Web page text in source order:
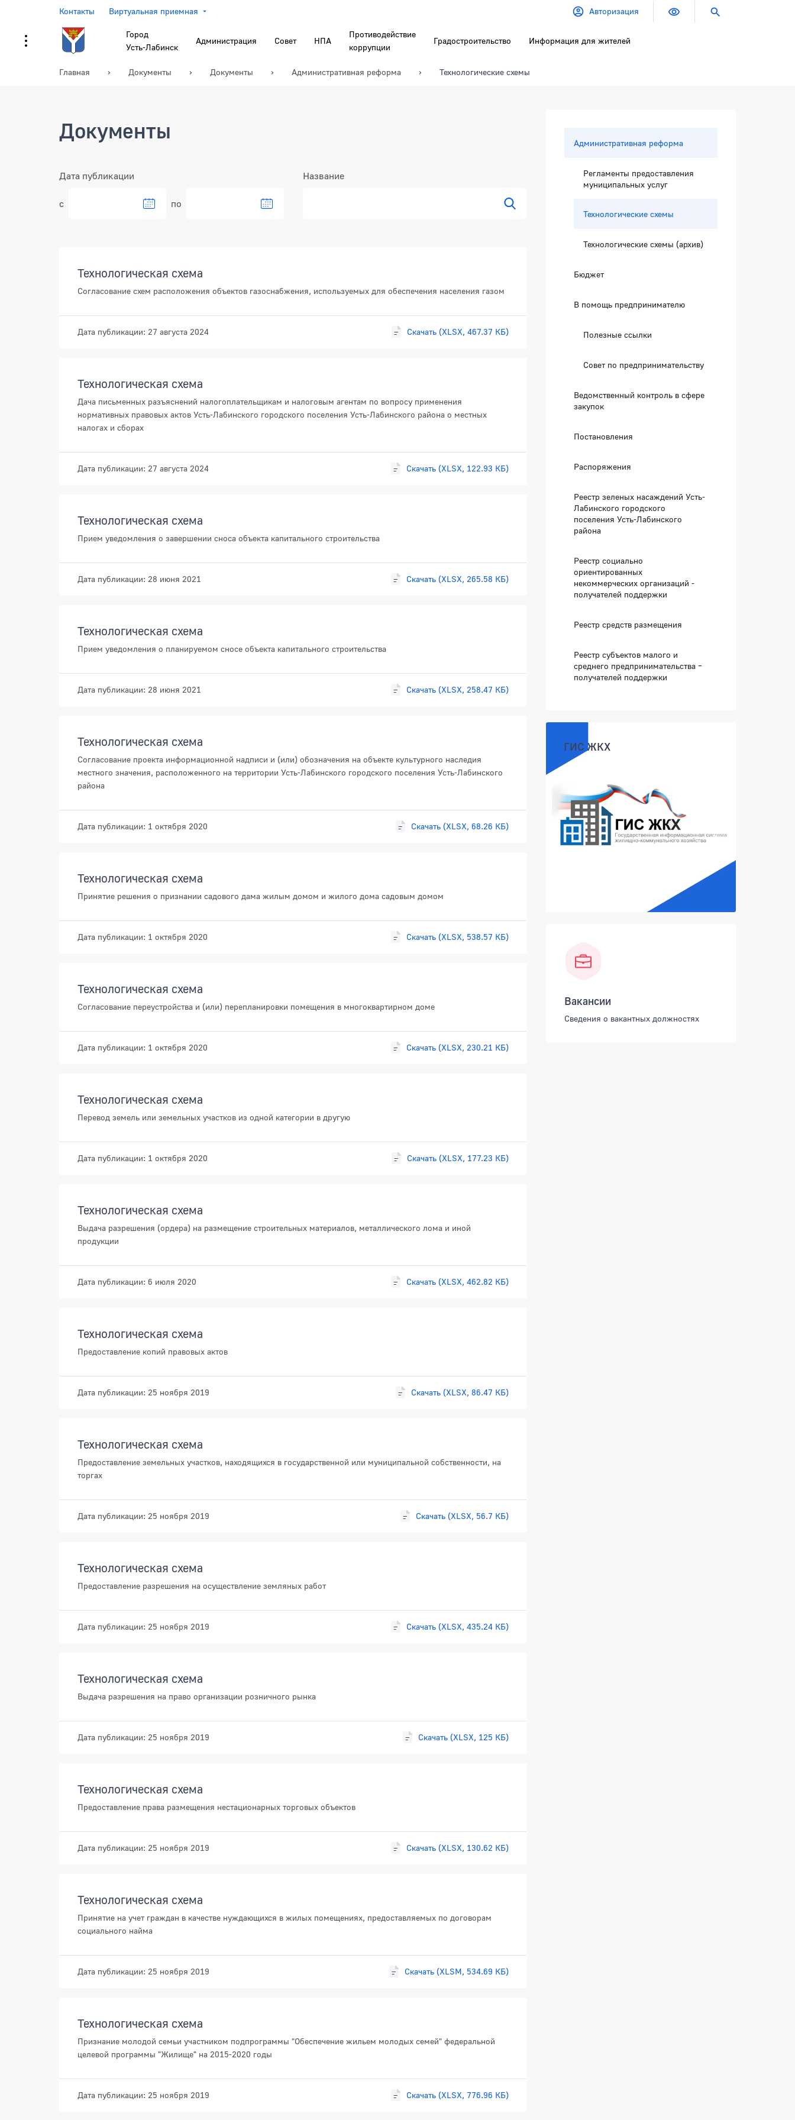
Контакты Виртуальная приемная Авторизация
Город
Усть-Лабинск
Администрация Совет НПА
Противодействие
коррупции
Градостроительство Информация для жителей
Главная Документы Документы Административная реформа Технологические схемы
Документы
Фильтр
Дата публикации
с по
Название
Технологическая схема
Согласование схем расположения объектов газоснабжения, используемых для обеспечения населения газом
Дата публикации: 27 августа 2024 Скачать (XLSX, 467.37 КБ)
Технологическая схема
Дача письменных разъяснений налогоплательщикам и налоговым агентам по вопросу применения
нормативных правовых актов Усть-Лабинского городского поселения Усть-Лабинского района о местных
налогах и сборах
Дата публикации: 27 августа 2024 Скачать (XLSX, 122.93 КБ)
Технологическая схема
Прием уведомления о завершении сноса объекта капитального строительства
Дата публикации: 28 июня 2021 Скачать (XLSX, 265.58 КБ)
Технологическая схема
Прием уведомления о планируемом сносе объекта капитального строительства
Дата публикации: 28 июня 2021 Скачать (XLSX, 258.47 КБ)
Технологическая схема
Согласование проекта информационной надписи и (или) обозначения на объекте культурного наследия
местного значения, расположенного на территории Усть-Лабинского городского поселения Усть-Лабинского
района
Дата публикации: 1 октября 2020 Скачать (XLSX, 68.26 КБ)
Технологическая схема
Принятие решения о признании садового дама жилым домом и жилого дома садовым домом
Дата публикации: 1 октября 2020 Скачать (XLSX, 538.57 КБ)
Технологическая схема
Согласование переустройства и (или) перепланировки помещения в многоквартирном доме
Дата публикации: 1 октября 2020 Скачать (XLSX, 230.21 КБ)
Технологическая схема
Перевод земель или земельных участков из одной категории в другую
Дата публикации: 1 октября 2020 Скачать (XLSX, 177.23 КБ)
Технологическая схема
Выдача разрешения (ордера) на размещение строительных материалов, металлического лома и иной
продукции
Дата публикации: 6 июля 2020 Скачать (XLSX, 462.82 КБ)
Технологическая схема
Предоставление копий правовых актов
Дата публикации: 25 ноября 2019 Скачать (XLSX, 86.47 КБ)
Технологическая схема
Предоставление земельных участков, находящихся в государственной или муниципальной собственности, на
торгах
Дата публикации: 25 ноября 2019 Скачать (XLSX, 56.7 КБ)
Технологическая схема
Предоставление разрешения на осуществление земляных работ
Дата публикации: 25 ноября 2019 Скачать (XLSX, 435.24 КБ)
Технологическая схема
Выдача разрешения на право организации розничного рынка
Дата публикации: 25 ноября 2019 Скачать (XLSX, 125 КБ)
Технологическая схема
Предоставление права размещения нестационарных торговых объектов
Дата публикации: 25 ноября 2019 Скачать (XLSX, 130.62 КБ)
Технологическая схема
Принятие на учет граждан в качестве нуждающихся в жилых помещениях, предоставляемых по договорам
социального найма
Дата публикации: 25 ноября 2019 Скачать (XLSM, 534.69 КБ)
Технологическая схема
Признание молодой семьи участником подпрограммы "Обеспечение жильем молодых семей" федеральной
целевой программы "Жилище" на 2015-2020 годы
Дата публикации: 25 ноября 2019 Скачать (XLSX, 776.96 КБ)
Административная реформа
Регламенты предоставления
муниципальных услуг
Технологические схемы
Технологические схемы (архив)
Бюджет
В помощь предпринимателю
Полезные ссылки
Совет по предпринимательству
Ведомственный контроль в сфере
закупок
Постановления
Распоряжения
Реестр зеленых насаждений Усть-
Лабинского городского
поселения Усть-Лабинского
района
Реестр социально
ориентированных
некоммерческих организаций -
получателей поддержки
Реестр средств размещения
Реестр субъектов малого и
среднего предпринимательства –
получателей поддержки
ГИС ЖКХ
Вакансии
Сведения о вакантных должностях